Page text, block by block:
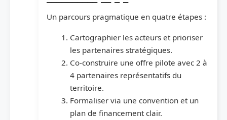
Un parcours pragmatique en quatre étapes :
Cartographier les acteurs et prioriser
les partenaires stratégiques.
Co-construire une offre pilote avec 2 à
4 partenaires représentatifs du
territoire.
Formaliser via une convention et un
plan de financement clair.